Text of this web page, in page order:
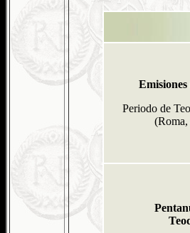
Periodo de